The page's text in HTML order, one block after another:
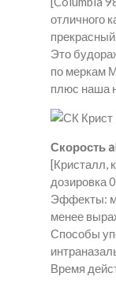
отличного
Это
по меркам
плюс наша
Скорость
[Кристалл,
дозировка
Эффекты:
менее
Способы
Время